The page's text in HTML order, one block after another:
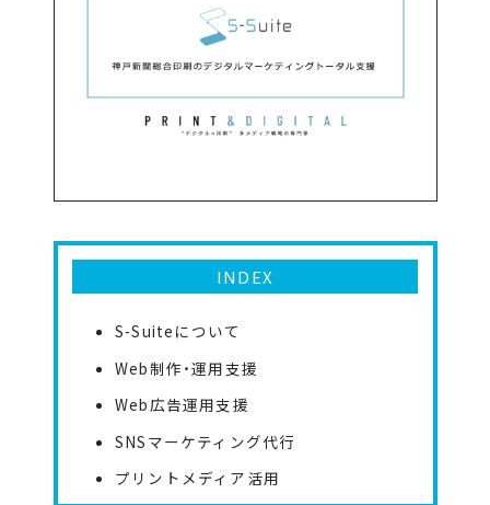
INDEX
S-Suiteについて
Web制作・運用支援
Web広告運用支援
SNSマーケティング代行
プリントメディア活用